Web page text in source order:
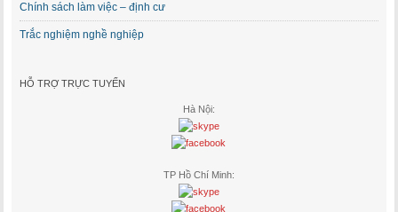
Chính sách làm việc – định cư
Trắc nghiệm nghề nghiệp
HỖ TRỢ TRỰC TUYẾN
Hà Nội:
TP Hồ Chí Minh: